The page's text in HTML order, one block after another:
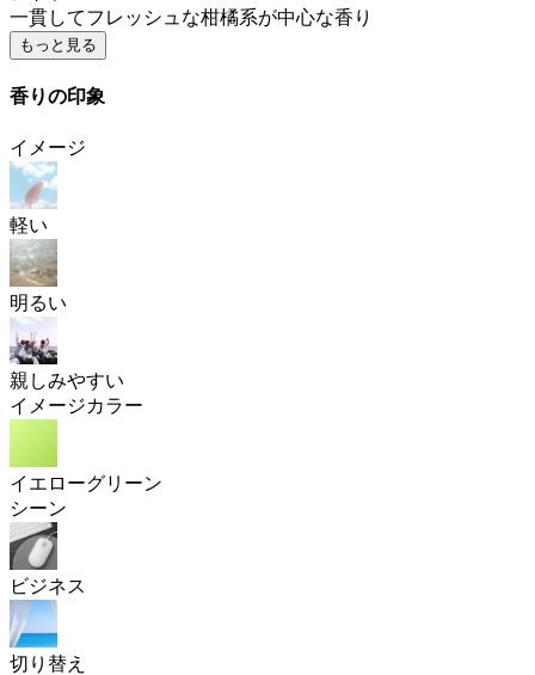
一貫してフレッシュな柑橘系が中心な香り
もっと見る
香りの印象
イメージ
軽い
明るい
親しみやすい
イメージカラー
イエローグリーン
シーン
ビジネス
切り替え